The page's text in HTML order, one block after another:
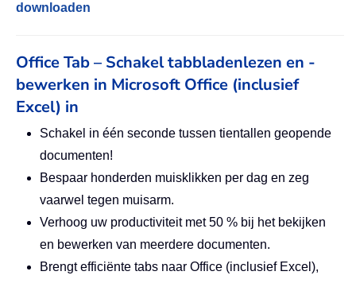
downloaden
Office Tab – Schakel tabbladenlezen en -
bewerken in Microsoft Office (inclusief
Excel) in
Schakel in één seconde tussen tientallen geopende
documenten!
Bespaar honderden muisklikken per dag en zeg
vaarwel tegen muisarm.
Verhoog uw productiviteit met 50 % bij het bekijken
en bewerken van meerdere documenten.
Brengt efficiënte tabs naar Office (inclusief Excel),